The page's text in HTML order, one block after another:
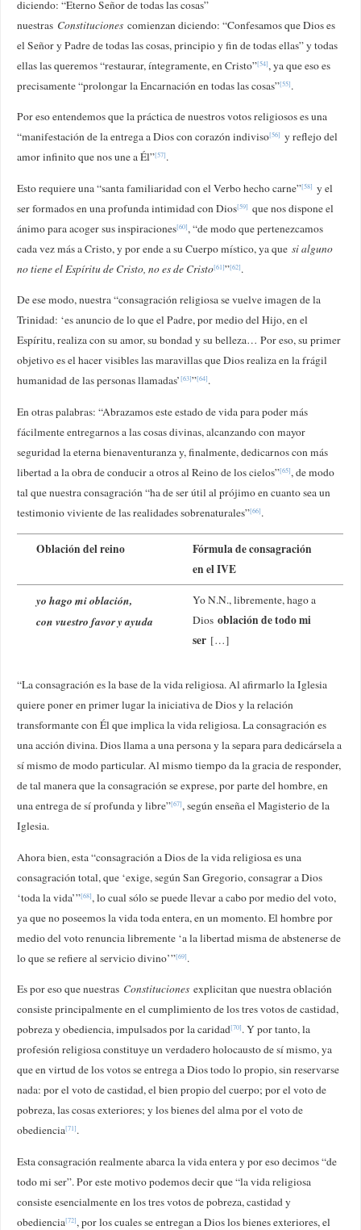
diciendo: “Eterno Señor de todas las cosas”
nuestras Constituciones comienzan diciendo: “Confesamos que Dios es
el Señor y Padre de todas las cosas, principio y fin de todas ellas” y todas
ellas las queremos “restaurar, íntegramente, en Cristo”[54], ya que eso es
precisamente “prolongar la Encarnación en todas las cosas”[55].
Por eso entendemos que la práctica de nuestros votos religiosos es una
“manifestación de la entrega a Dios con corazón indiviso[56] y reflejo del
amor infinito que nos une a Él”[57].
Esto requiere una “santa familiaridad con el Verbo hecho carne”[58] y el
ser formados en una profunda intimidad con Dios[59] que nos dispone el
ánimo para acoger sus inspiraciones[60], “de modo que pertenezcamos
cada vez más a Cristo, y por ende a su Cuerpo místico, ya quesi alguno
no tiene el Espíritu de Cristo, no es de Cristo[61]”[62].
De ese modo, nuestra “consagración religiosa se vuelve imagen de la
Trinidad: ‘es anuncio de lo que el Padre, por medio del Hijo, en el
Espíritu, realiza con su amor, su bondad y su belleza… Por eso, su primer
objetivo es el hacer visibles las maravillas que Dios realiza en la frágil
humanidad de las personas llamadas’[63]”[64].
En otras palabras: “Abrazamos este estado de vida para poder más
fácilmente entregarnos a las cosas divinas, alcanzando con mayor
seguridad la eterna bienaventuranza y, finalmente, dedicarnos con más
libertad a la obra de conducir a otros al Reino de los cielos”[65], de modo
tal que nuestra consagración “ha de ser útil al prójimo en cuanto sea un
testimonio viviente de las realidades sobrenaturales”[66].
Oblación del reino
Fórmula de consagración
en el IVE
yo hago mi oblación,
con vuestro favor y ayuda
Yo N.N., libremente, hago a
Diosoblación de todo mi
ser […]
“La consagración es la base de la vida religiosa. Al afirmarlo la Iglesia
quiere poner en primer lugar la iniciativa de Dios y la relación
transformante con Él que implica la vida religiosa. La consagración es
una acción divina. Dios llama a una persona y la separa para dedicársela a
sí mismo de modo particular. Al mismo tiempo da la gracia de responder,
de tal manera que la consagración se exprese, por parte del hombre, en
una entrega de sí profunda y libre”[67], según enseña el Magisterio de la
Iglesia.
Ahora bien, esta “consagración a Dios de la vida religiosa es una
consagración total, que ‘exige, según San Gregorio, consagrar a Dios
‘toda la vida’”[68], lo cual sólo se puede llevar a cabo por medio del voto,
ya que no poseemos la vida toda entera, en un momento. El hombre por
medio del voto renuncia libremente ‘a la libertad misma de abstenerse de
lo que se refiere al servicio divino’”[69].
Es por eso que nuestras Constituciones explicitan que nuestra oblación
consiste principalmente en el cumplimiento de los tres votos de castidad,
pobreza y obediencia, impulsados por la caridad[70]. Y por tanto, la
profesión religiosa constituye un verdadero holocausto de sí mismo, ya
que en virtud de los votos se entrega a Dios todo lo propio, sin reservarse
nada: por el voto de castidad, el bien propio del cuerpo; por el voto de
pobreza, las cosas exteriores; y los bienes del alma por el voto de
obediencia[71].
Esta consagración realmente abarca la vida entera y por eso decimos “de
todo mi ser”. Por este motivo podemos decir que “la vida religiosa
consiste esencialmente en los tres votos de pobreza, castidad y
obediencia[72], por los cuales se entregan a Dios los bienes exteriores, el